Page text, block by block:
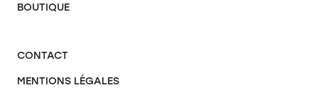
BOUTIQUE
CONTACT
MENTIONS LÉGALES